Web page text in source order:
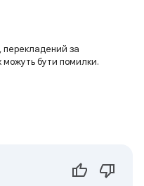
перекладений за
можуть бути помилки.